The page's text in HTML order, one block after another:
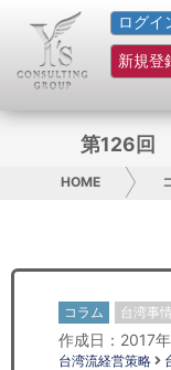
ログイ
新規登
HOME
サービス紹介
コラム
グループ概要
日本人にPR
第126回
HOME
コラム 台湾事情
作成日：2017
台湾流経営策略